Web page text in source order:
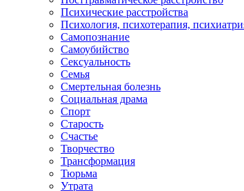
Психические расстройства
Психология, психотерапия,
Самопознание
Самоубийство
Сексуальность
Семья
Смертельная болезнь
Социальная драма
Спорт
Старость
Счастье
Творчество
Трансформация
Тюрьма
Утрата